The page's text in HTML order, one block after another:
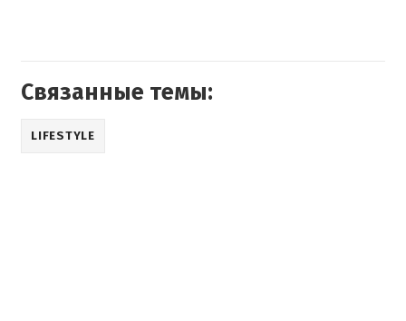
Связанные темы:
LIFESTYLE